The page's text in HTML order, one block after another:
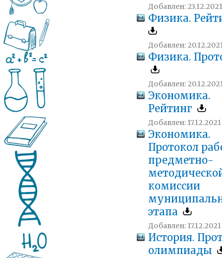
Добавлен:
Физика.
Добавлен:
Физика.
Добавлен:
Экономика.
Рейтинг
Добавлен: 17.12.2021
Экономика.
Протокол
предметно-
комиссии
этапа
Добавлен: 17.12.2021
История.
олимпиады